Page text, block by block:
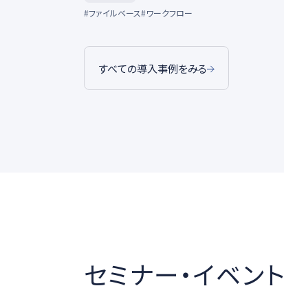
#ファイルベース#ワークフロー
すべての導入事例をみる
セミナー・イベント